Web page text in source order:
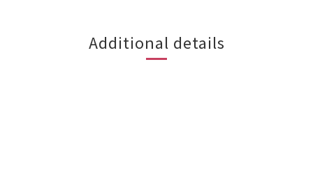
Additional details